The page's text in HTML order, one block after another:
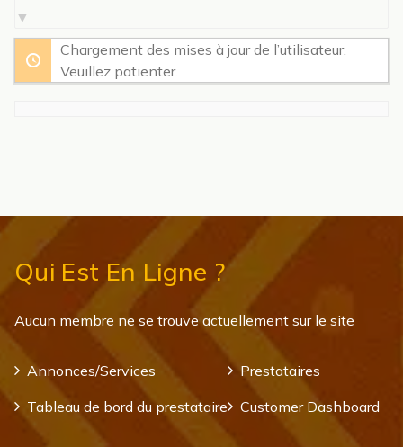
par
activité:
Chargement des mises à jour de l’utilisateur.
Veuillez patienter.
Qui Est En Ligne ?
Aucun membre ne se trouve actuellement sur le site
Annonces/Services
Prestataires
Tableau de bord du prestataire
Customer Dashboard